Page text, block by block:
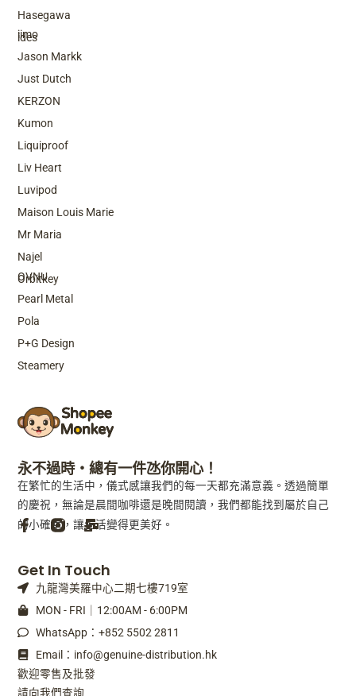
Top Brands
OVNU
Pearl Metal
Pola
P+G Design
Steamery
Top Brands
iimo
Jason Markk
Just Dutch
KERZON
Kumon
Liquiproof
Liv Heart
Luvipod
Maison Louis Marie
Mr Maria
Najel
Orbitkey
Hasegawa
ides
永不過時・總有一件氹你開心！
在繁忙的生活中，儀式感讓我們的每一天都充滿意義。透過簡單
的慶祝，無論是晨間咖啡還是晚間閱讀，我們都能找到屬於自己
的小確幸，讓生活變得更美好。
F
a
c
e
b
o
o
k
-
M
a
i
l
-
b
u
l
k
Get In Touch
九龍灣美羅中心二期七樓719室
MON - FRI｜12:00AM - 6:00PM
WhatsApp：+852 5502 2811
Email：info@genuine-distribution.hk
歡迎零售及批發
請向我們查詢